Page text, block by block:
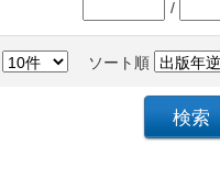
/
ソート順